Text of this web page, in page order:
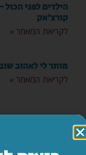
הילדים לפני
קורצ'אק
לקריאת המאמר »
מותר לי לאהוב
לקריאת המאמר »